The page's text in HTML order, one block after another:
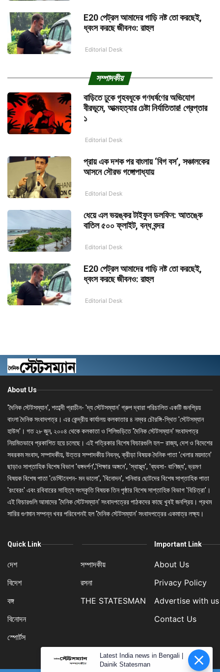
E20 পেট্রল আমাদের গাড়ি নষ্ট তো করছেই,
ধ্বংস করছে জীবনও: রাহুল
Editorial Desk
সম্পাদকীয়
বাড়িতে ঢুকে গৃহবধূকে গণধর্ষণের অভিযোগ
বীরভূমে, আত্মহত্যার চেষ্টা নির্যাতিতার! গ্রেপ্তার
১
Editorial Desk
প্রায় এক দশক পর বাংলায় ‘বিগ বস’, সঞ্চালকের
আসনে সৌরভ গঙ্গোপাধ্যায়
Editorial Desk
ধেয়ে এল ভয়ঙ্কর টাইফুন ডলফিন: আতঙ্কে
বাতিল ৫০০ ফ্লাইট, বন্ধ বন্দর
Editorial Desk
E20 পেট্রল আমাদের গাড়ি নষ্ট তো করছেই,
ধ্বংস করছে জীবনও: রাহুল
Editorial Desk
About Us
'দৈনিক স্টেটসম্যান', শতাব্দী প্রাচীন- 'দ্য স্টেটসম্যান' গ্রুপ দ্বারা পরিচালিত একটি জনপ্রিয়
বাংলা দৈনিক সংবাদপত্র। এর কেন্দ্রীয় কার্যালয় কলকাতার ৪ নম্বর চৌরঙ্গি-স্থিত 'স্টেটসম্যান
হাউস'। গত ২৮ জুন, ২০০৪ থেকে কলকাতা ও শিলিগুড়িতে 'দৈনিক স্টেটসম্যান' সংবাদপত্র
নিয়মিতভাবে প্রকাশিত হয়ে চলেছে। এই পত্রিকার বিশেষ ফিচারগুলি হল– রাজ্য, দেশ ও বিদেশের
সবরকম সংবাদ, সম্পাদকীয়, উত্তর সম্পাদকীয় নিবন্ধ, ক্রীড়া বিষয়ক দৈনিক পাতা 'খেলার ময়দানে'
ছাড়াও সাপ্তাহিক বিশেষ বিভাগ 'বঙ্গদর্পণ','শিক্ষার অঙ্গনে', 'স্বাস্থ্য', 'ব্যবসা- বাণিজ্য', ভ্রমণ
বিষয়ক বিশেষ পাতা 'ডেস্টিনেশন- মন ভালো', 'বিনোদন', শনিবার ছোটদের বিশেষ সাপ্তাহিক পাতা
'রংবেরং' এবং রবিবারের সাহিত্য সংস্কৃতি বিষয়ক তিন পৃষ্ঠার বিশেষ সাপ্তাহিক বিভাগ 'বিচিত্রা'।
এই ফিচারগুলি আমাদের 'দৈনিক স্টেটসম্যান' সংবাদপত্রের পাঠকদের কাছে খুবই জনপ্রিয়। প্রথম
সারির গুণমান সম্পন্ন খবর পরিবেশনই হল 'দৈনিক স্টেটসম্যান' সংবাদপত্রের একমাত্র লক্ষ্য।
Quick Link
দেশ
বিদেশ
বঙ্গ
বিনোদন
স্পোর্টস
সম্পাদকীয়
রসনা
THE STATESMAN
Important Link
About Us
Privacy Policy
Advertise with us
Contact Us
Latest India news in Bengali |
Dainik Statesman